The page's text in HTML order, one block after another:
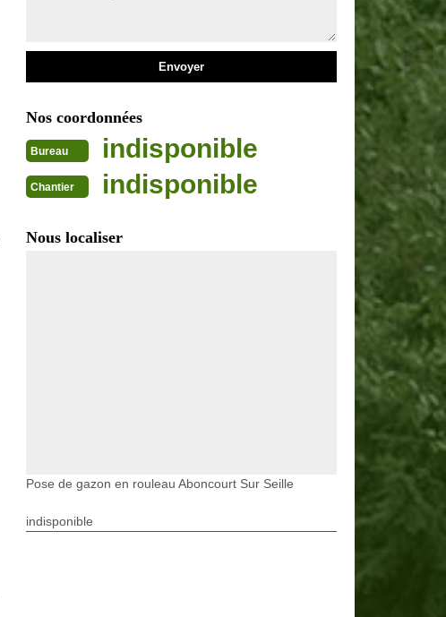
Nos coordonnées
Bureau indisponible
Chantier indisponible
Nous localiser
Pose de gazon en rouleau Aboncourt Sur Seille
indisponible